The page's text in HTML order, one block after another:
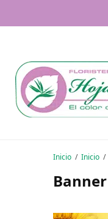
Inicio Inicio